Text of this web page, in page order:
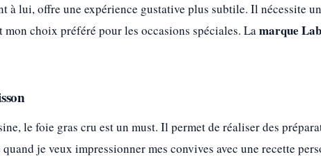
à lui, offre une expérience gustative plus subtile. Il nécessite
mon choix préféré pour les occasions spéciales. Lamarque
le foie gras cru est un must. Il permet de réaliser des
je veux impressionner mes convives avec une recette